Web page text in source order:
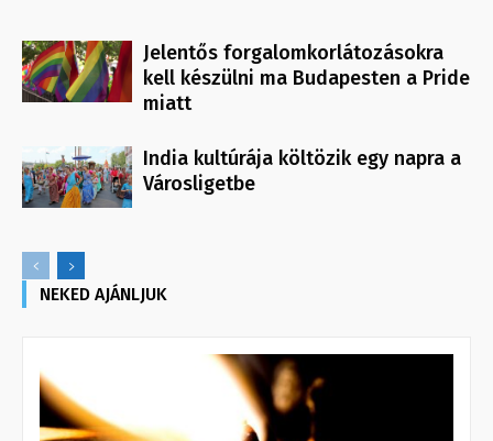
Jelentős forgalomkorlátozásokra
kell készülni ma Budapesten a Pride
miatt
India kultúrája költözik egy napra a
Városligetbe
NEKED AJÁNLJUK